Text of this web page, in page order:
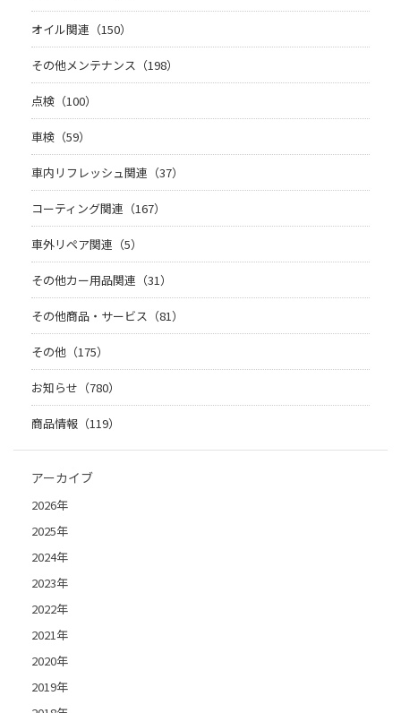
オイル関連（150）
その他メンテナンス（198）
点検（100）
車検（59）
車内リフレッシュ関連（37）
コーティング関連（167）
車外リペア関連（5）
その他カー用品関連（31）
その他商品・サービス（81）
その他（175）
お知らせ（780）
商品情報（119）
アーカイブ
2026年
2025年
2024年
2023年
2022年
2021年
2020年
2019年